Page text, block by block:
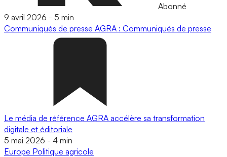
Abonné
9 avril 2026 - 5 min
Communiqués de presse AGRA : Communiqués de presse
Le média de référence AGRA accélère sa transformation
digitale et éditoriale
5 mai 2026 - 4 min
Europe Politique agricole